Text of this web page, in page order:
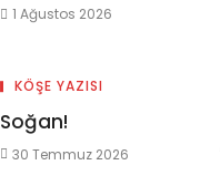
1 Ağustos 2026
KÖŞE YAZISI
Soğan!
30 Temmuz 2026